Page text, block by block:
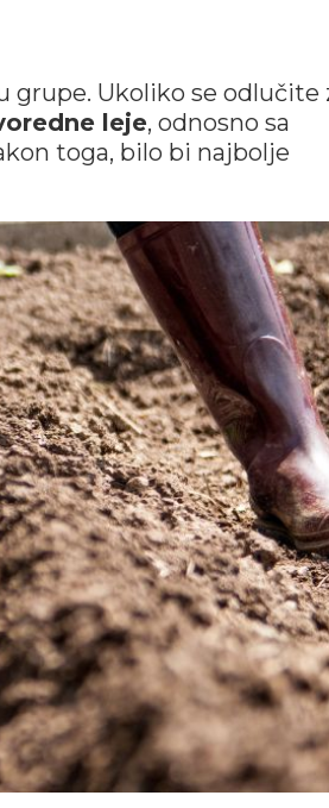
grupe. Ukoliko se odlučite
leje, odnosno sa
toga, bilo bi najbolje